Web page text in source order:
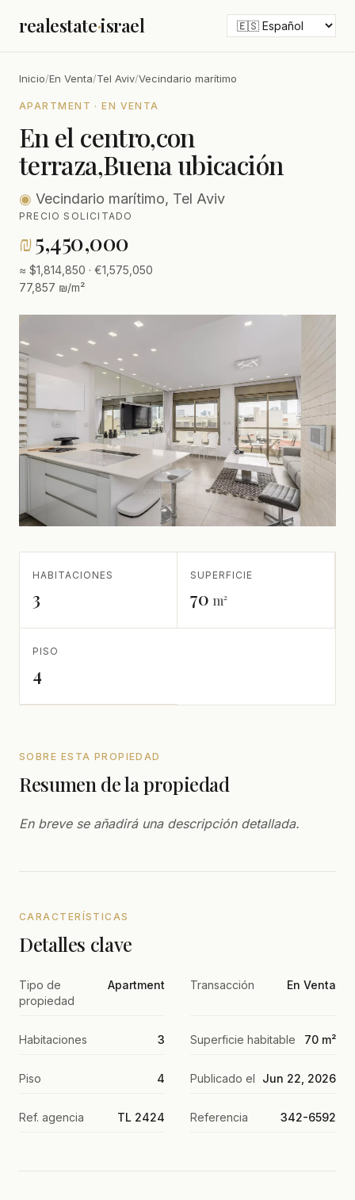
realestate·israel
Inicio/En Venta/Tel Aviv/Vecindario marítimo
APARTMENT · EN VENTA
En el centro,con
terraza,Buena ubicación
◉ Vecindario marítimo, Tel Aviv
PRECIO SOLICITADO
₪5,450,000
≈ $1,814,850 · €1,575,050
77,857 ₪/m²
HABITACIONES
3
SUPERFICIE
70 m²
PISO
4
SOBRE ESTA PROPIEDAD
Resumen de la propiedad
En breve se añadirá una descripción detallada.
CARACTERÍSTICAS
Detalles clave
Tipo de
propiedad
Apartment Transacción En Venta
Habitaciones 3 Superficie habitable 70 m²
Piso 4 Publicado el Jun 22, 2026
Ref. agencia TL 2424 Referencia 342-6592